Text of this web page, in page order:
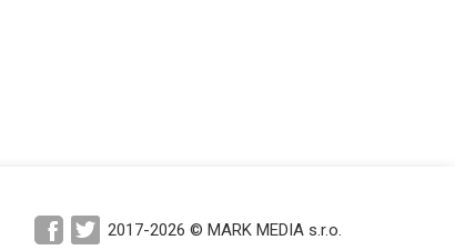
2017-2026 © MARK MEDIA s.r.o.